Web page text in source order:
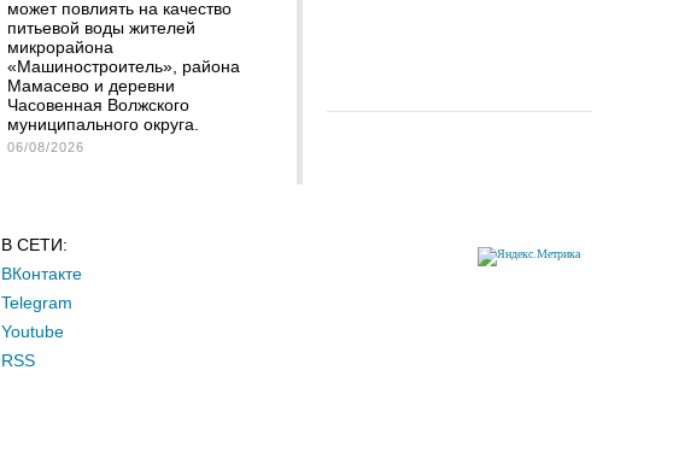
может повлиять на качество
питьевой воды жителей
микрорайона
«Машиностроитель», района
Мамасево и деревни
Часовенная Волжского
муниципального округа.
06/08/2026
В СЕТИ:
ВКонтакте
Telegram
Youtube
RSS